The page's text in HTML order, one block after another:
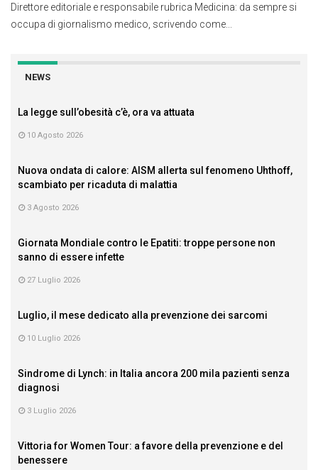
Direttore editoriale e responsabile rubrica Medicina: da sempre si
occupa di giornalismo medico, scrivendo come...
NEWS
La legge sull’obesità c’è, ora va attuata
10 Agosto 2026
Nuova ondata di calore: AISM allerta sul fenomeno Uhthoff,
scambiato per ricaduta di malattia
3 Agosto 2026
Giornata Mondiale contro le Epatiti: troppe persone non
sanno di essere infette
27 Luglio 2026
Luglio, il mese dedicato alla prevenzione dei sarcomi
10 Luglio 2026
Sindrome di Lynch: in Italia ancora 200 mila pazienti senza
diagnosi
3 Luglio 2026
Vittoria for Women Tour: a favore della prevenzione e del
benessere